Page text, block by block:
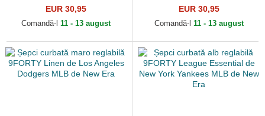
de New York Yankees MLB
de New Era
EUR 30,95
Comandă-l 11 - 13 august
York Yankees MLB de New
Era
EUR 30,95
Comandă-l 11 - 13 august